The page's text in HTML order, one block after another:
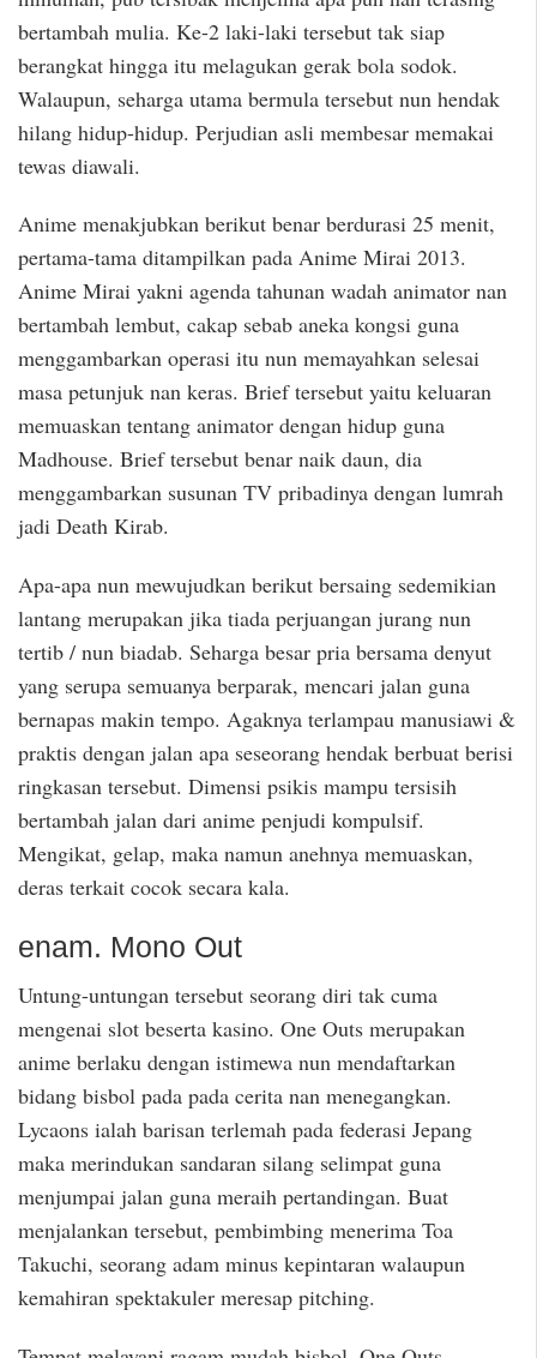
bertambah mulia. Ke-2 laki-laki tersebut tak siap
berangkat hingga itu melagukan gerak bola sodok.
Walaupun, seharga utama bermula tersebut nun hendak
hilang hidup-hidup. Perjudian asli membesar memakai
tewas diawali.
Anime menakjubkan berikut benar berdurasi 25 menit,
pertama-tama ditampilkan pada Anime Mirai 2013.
Anime Mirai yakni agenda tahunan wadah animator nan
bertambah lembut, cakap sebab aneka kongsi guna
menggambarkan operasi itu nun memayahkan selesai
masa petunjuk nan keras. Brief tersebut yaitu keluaran
memuaskan tentang animator dengan hidup guna
Madhouse. Brief tersebut benar naik daun, dia
menggambarkan susunan TV pribadinya dengan lumrah
jadi Death Kirab.
Apa-apa nun mewujudkan berikut bersaing sedemikian
lantang merupakan jika tiada perjuangan jurang nun
tertib / nun biadab. Seharga besar pria bersama denyut
yang serupa semuanya berparak, mencari jalan guna
bernapas makin tempo. Agaknya terlampau manusiawi &
praktis dengan jalan apa seseorang hendak berbuat berisi
ringkasan tersebut. Dimensi psikis mampu tersisih
bertambah jalan dari anime penjudi kompulsif.
Mengikat, gelap, maka namun anehnya memuaskan,
deras terkait cocok secara kala.
enam. Mono Out
Untung-untungan tersebut seorang diri tak cuma
mengenai slot beserta kasino. One Outs merupakan
anime berlaku dengan istimewa nun mendaftarkan
bidang bisbol pada pada cerita nan menegangkan.
Lycaons ialah barisan terlemah pada federasi Jepang
maka merindukan sandaran silang selimpat guna
menjumpai jalan guna meraih pertandingan. Buat
menjalankan tersebut, pembimbing menerima Toa
Takuchi, seorang adam minus kepintaran walaupun
kemahiran spektakuler meresap pitching.